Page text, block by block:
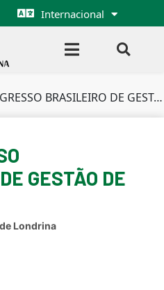
Internacional
BRASILEIRO DE GESTÃO DE CONFLITOS
GESTÃO DE
Londrina